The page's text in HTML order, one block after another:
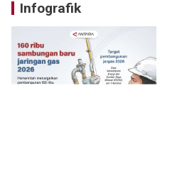
Infografik